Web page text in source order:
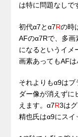
は特に問題なしで
初代α7とα7Rの時
AFのα7Rで、多
になるというイメ
画素あってもAFは
それよりもα9は
ダー像が消えずに
えます。α7R3は
精也氏はα9にスイ